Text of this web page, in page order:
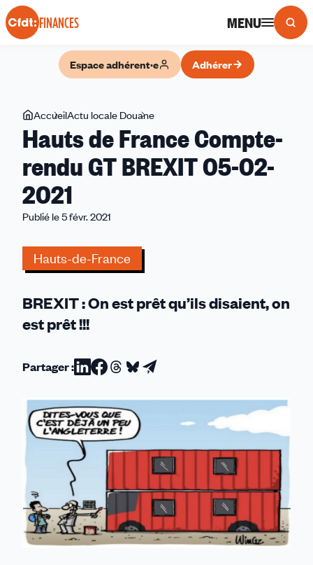
Panneau de gestion des cookies
FINANCES MENU
Espace adhérent·e Adhérer
Vous
êtes
ici
AccueilActu locale Douane
de
France
Compte-
Hauts de France Compte-
rendu GT BREXIT 05-02-
2021
Publié le 5 févr. 2021
Hauts-de-France
BREXIT : On est prêt qu’ils disaient, on
est prêt !!!
Partager :Partager
sur
Linkedin
Partager
sur
Facebook
Partager
sur
Threads
Partager
sur
Bluesky
Partager
par